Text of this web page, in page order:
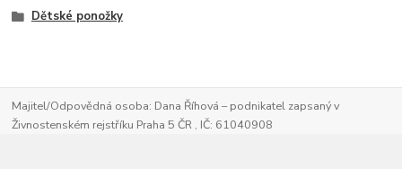
Dětské ponožky
Majitel/Odpovědná osoba: Dana Říhová – podnikatel zapsaný v
Živnostenském rejstříku Praha 5 ČR , IČ: 61040908